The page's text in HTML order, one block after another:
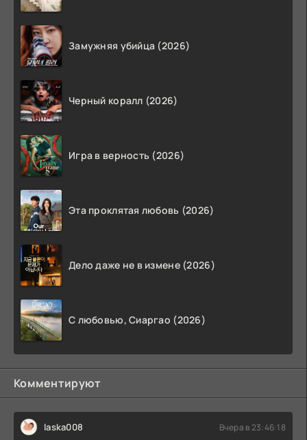
Замужняя убийца (2026)
Черный коралл (2026)
Игра в верность (2026)
Эта проклятая любовь (2026)
Дело даже не в измене (2026)
С любовью, Сиаргао (2026)
Комментируют
laska008 Вчера в 23:46:18